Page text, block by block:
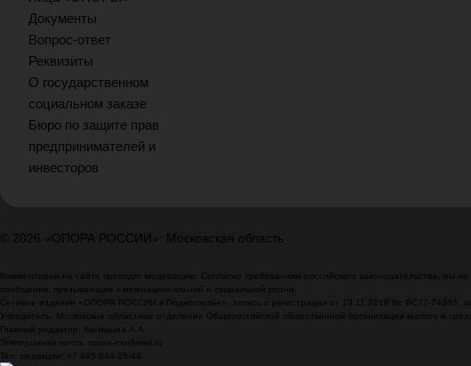
Документы
Вопрос-ответ
Реквизиты
О государственном
социальном заказе
Бюро по защите прав
предпринимателей и
инвесторов
© 2026 «ОПОРА РОССИИ»: Московская область
Комментарии на сайте проходят модерацию. Согласно требованиям российского законодательства, мы
сообщения, призывающие к межнациональной и социальной розни.
Сетевое издание «ОПОРА РОССИИ в Подмосковье», запись о регистрации от 19.11.2018 № ФС77-74363,
Учредитель: Московское областное отделение Общероссийской общественной организации малого и
Главный редактор: Косицына А.А.
Электронная почта: opora-mo@mail.ru
Тел. редакции: +7 495 644-25-44